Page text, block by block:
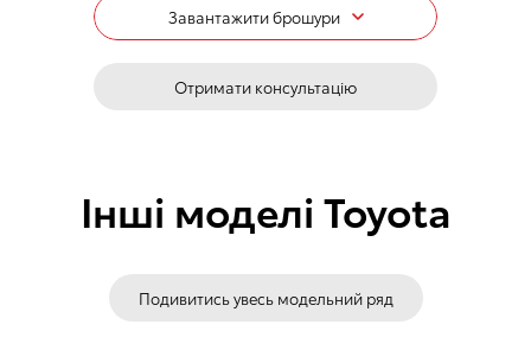
Завантажити брошури
Отримати консультацію
Інші моделі Toyota
Подивитись увесь модельний ряд